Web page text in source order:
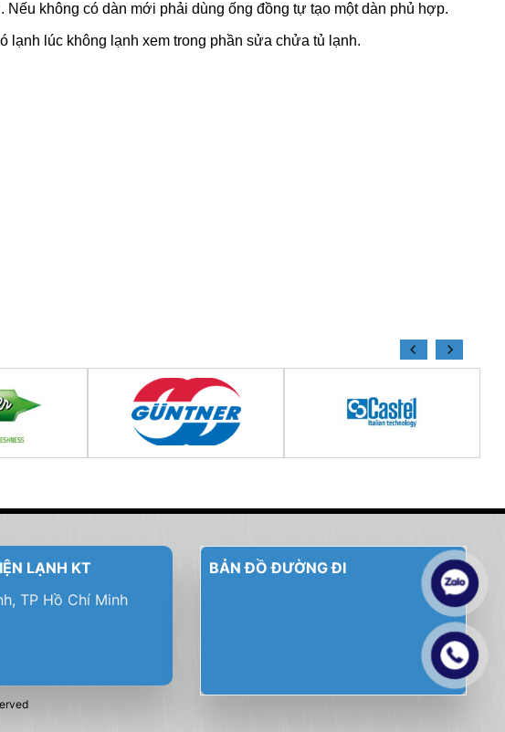
không có dàn mới phải dùng ống đồng tự tạo một dàn phủ hợp.
lạnh lúc không lạnh xem trong phần sửa chửa tủ lạnh.
LẠNH KT
TP Hồ Chí Minh
BẢN ĐỒ ĐƯỜNG ĐI